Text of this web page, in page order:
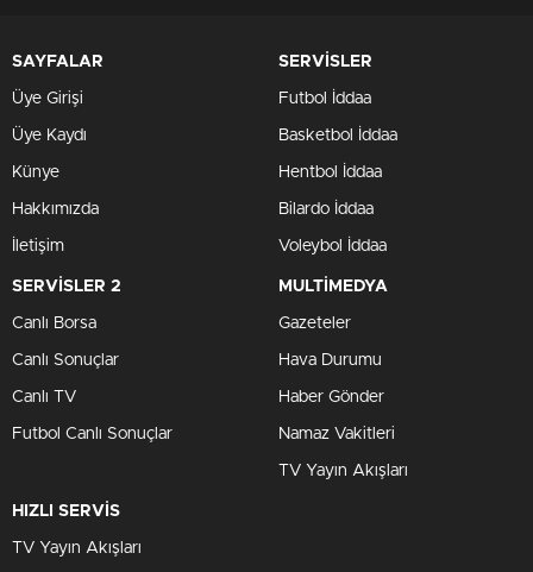
SAYFALAR
Üye Girişi
Üye Kaydı
Künye
Hakkımızda
İletişim
SERVİSLER
Futbol İddaa
Basketbol İddaa
Hentbol İddaa
Bilardo İddaa
Voleybol İddaa
SERVİSLER 2
Canlı Borsa
Canlı Sonuçlar
Canlı TV
Futbol Canlı Sonuçlar
MULTİMEDYA
Gazeteler
Hava Durumu
Haber Gönder
Namaz Vakitleri
TV Yayın Akışları
HIZLI SERVİS
TV Yayın Akışları